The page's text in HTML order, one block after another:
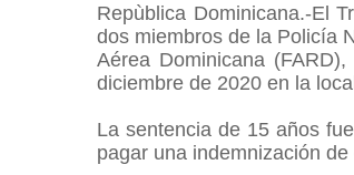
Repùblica Dominicana.-El
dos miembros de la Policía
Aérea Dominicana
diciembre de 2020 en la
La sentencia de 15 años
pagar una indemnización